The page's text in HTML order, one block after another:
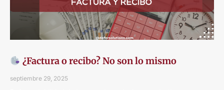
¿Factura o recibo? No son lo mismo
septiembre 29, 2025